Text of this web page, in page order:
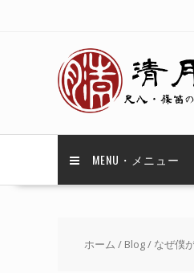
MENU・メニュー
ホーム / Blog/ なぜ僕